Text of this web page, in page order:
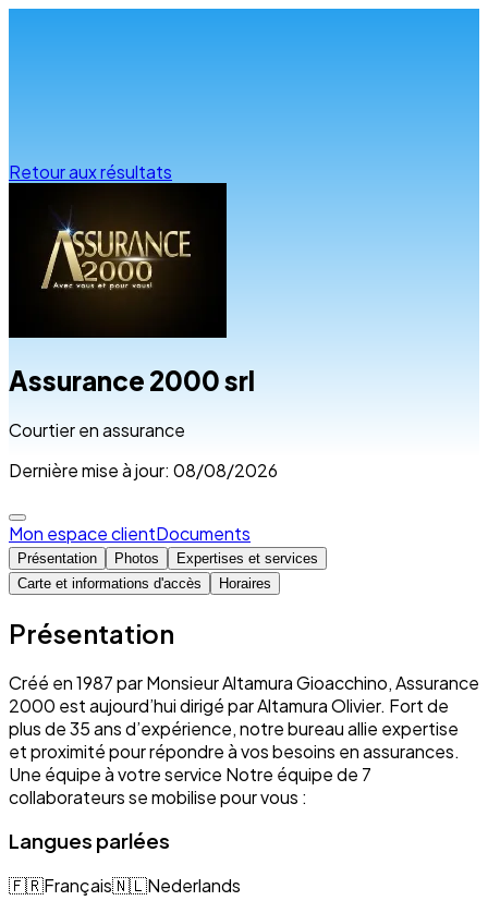
Retour aux résultats
Assurance 2000 srl
Courtier en assurance
Dernière mise à jour: 08/08/2026
Mon espace clientDocuments
Présentation Photos
Expertises et services
Carte et informations d'accès
Horaires
Présentation
Créé en 1987 par Monsieur Altamura Gioacchino, Assurance
2000 est aujourd’hui dirigé par Altamura Olivier. Fort de
plus de 35 ans d’expérience, notre bureau allie expertise
et proximité pour répondre à vos besoins en assurances.
Une équipe à votre service Notre équipe de 7
collaborateurs se mobilise pour vous :
Langues parlées
🇫🇷Français🇳🇱Nederlands